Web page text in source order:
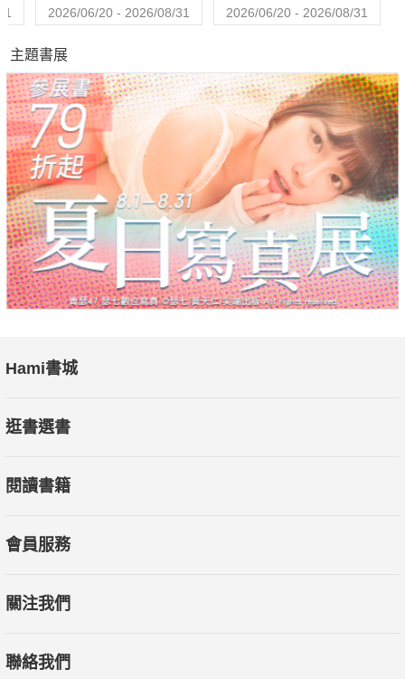
2026/06/20 - 2026/08/31 2026/06/20 - 2026/08/31
主題書展
Hami書城
逛書選書
閱讀書籍
會員服務
關注我們
聯絡我們